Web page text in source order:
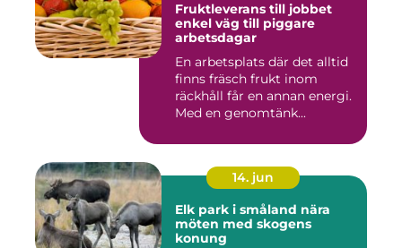
Fruktleverans till jobbet
enkel väg till piggare
arbetsdagar
En arbetsplats där det alltid
finns fräsch frukt inom
räckhåll får en annan energi.
Med en genomtänk...
14. jun
Elk park i småland nära
möten med skogens
konung